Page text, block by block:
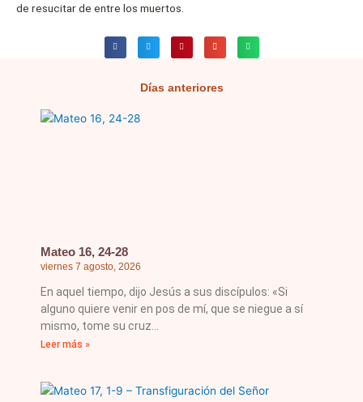
de resucitar de entre los muertos.
Días anteriores
Mateo 16, 24-28
viernes 7 agosto, 2026
En aquel tiempo, dijo Jesús a sus discípulos: «Si
alguno quiere venir en pos de mí, que se niegue a sí
mismo, tome su cruz
Leer más »